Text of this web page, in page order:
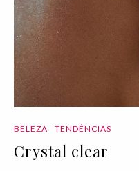
BELEZA TENDÊNCIAS
Crystal clear